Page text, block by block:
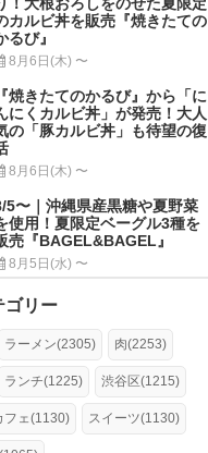
カルビ丼を販売『焼きたての
るび』
8月6日(木) 〜
『焼きたてのかるび』から「に
にくカルビ丼」が発売！大人
の「豚カルビ丼」も待望の復
8月6日(木) 〜
5〜｜沖縄県産黒糖や夏野菜
使用！夏限定ベーグル3種を
売『BAGEL&BAGEL』
8月5日(水) 〜
ゴリー
ラーメン(2305) 肉(2253)
ランチ(1225) 渋谷区(1215)
フェ(1130) スイーツ(1130)